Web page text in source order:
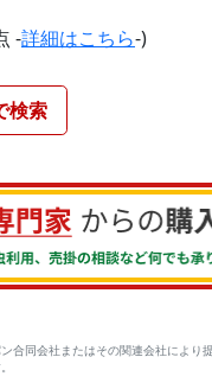
-詳細はこちら-)
検索
同会社またはその関連会社により